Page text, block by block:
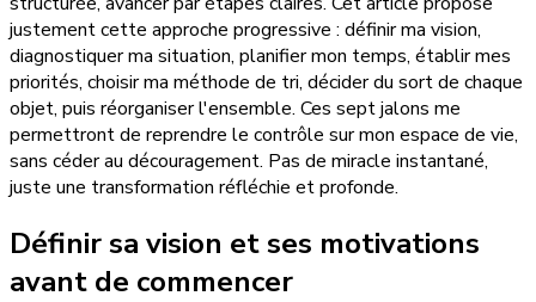
justement cette approche progressive : définir ma vision,
diagnostiquer ma situation, planifier mon temps, établir mes
priorités, choisir ma méthode de tri, décider du sort de chaque
objet, puis réorganiser l'ensemble. Ces sept jalons me
permettront de reprendre le contrôle sur mon espace de vie,
sans céder au découragement. Pas de miracle instantané,
juste une transformation réfléchie et profonde.
Définir sa vision et ses motivations
avant de commencer